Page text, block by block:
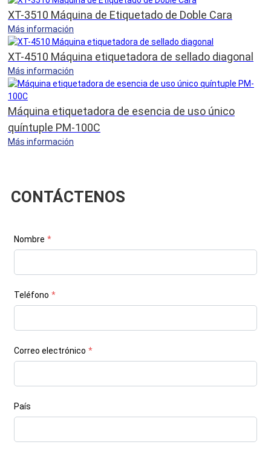
XT-3510 Máquina de Etiquetado de Doble Cara
Más información
XT-4510 Máquina etiquetadora de sellado diagonal
Más información
Máquina etiquetadora de esencia de uso único
quíntuple PM-100C
Más información
CONTÁCTENOS
Nombre *
Teléfono *
Correo electrónico *
País